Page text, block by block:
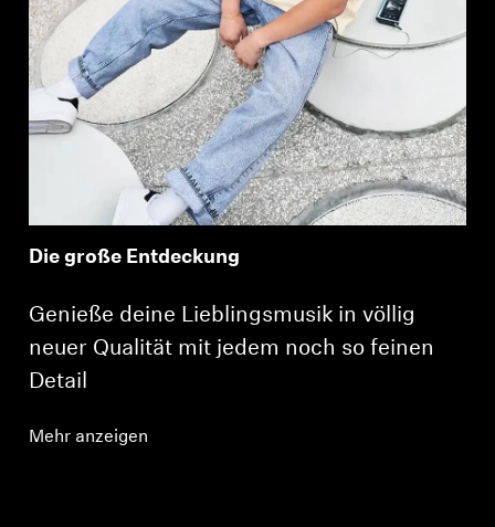
Die große Entdeckung
Genieße deine Lieblingsmusik in völlig
neuer Qualität mit jedem noch so feinen
Detail
Mehr anzeigen